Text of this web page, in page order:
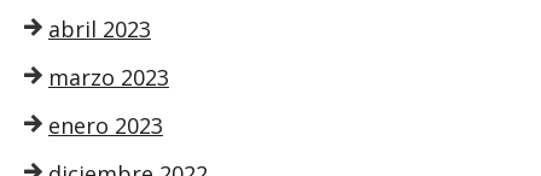
abril 2023
marzo 2023
enero 2023